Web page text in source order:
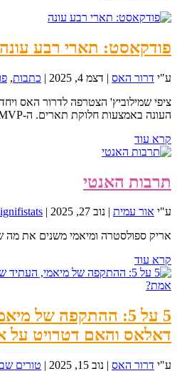
פודקאסט: תארי רבע עונה
ע"י דרור האס | דצמ 4, 2025 | כתבות,
ציפי שמילוביץ' הצטרפה לדרור האס
העונה באמצעות חלוקת תארים. ה-MVP...
קרא עוד
תרבות האנטי
ע"י אור עמית | נוב 27, 2025 |
אריק ספולסטרה ומיאמי משנים את מה
קרא עוד
5 על 5: ההתקפה של
דאלאס והאם דטרויט על
ע"י דרור האס | נוב 15, 2025 | טורים